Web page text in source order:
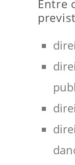
Entre